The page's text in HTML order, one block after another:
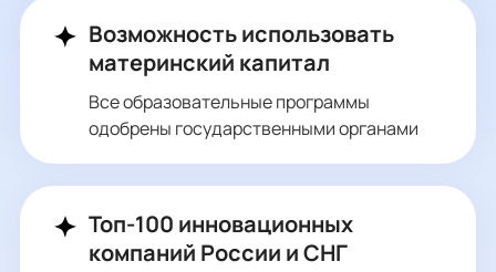
Возможность использовать
материнский капитал
Все образовательные программы
одобрены государственными органами
Топ-100 инновационных
компаний России и СНГ